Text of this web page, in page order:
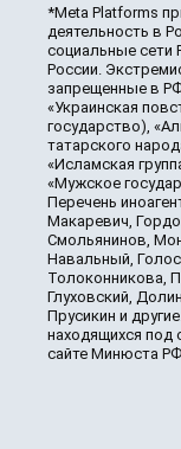
*Meta Platforms
деятельность в
социальные сети
России.
запрещенные в
«Украинская
государство),
татарского
«Исламская
«Мужское
Перечень
Макаревич,
Смольянинов,
Навальный,
Толоконникова,
Глуховский,
Прусикин и
находящихся под
сайте Минюста